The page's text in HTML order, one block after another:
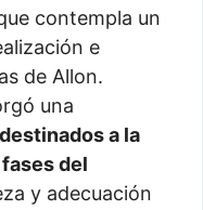
contempla un
e
de Allon.
una
a la
del
y adecuación